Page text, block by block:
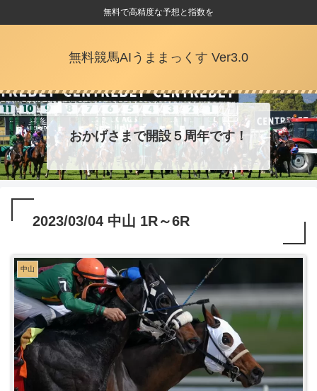
無料で高精度な予想と指数を
無料競馬AIうままっくす Ver3.0
おかげさまで開設５周年です！
2023/03/04 中山 1R～6R
中山